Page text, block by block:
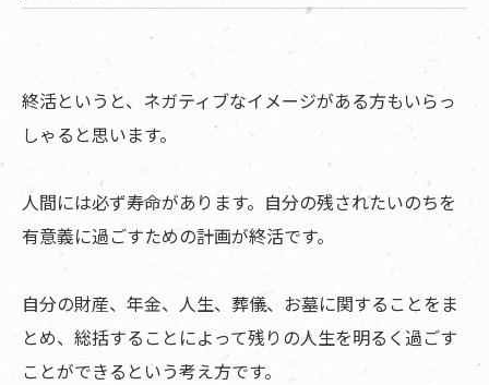
終活というと、ネガティブなイメージがある方もいらっ
しゃると思います。
人間には必ず寿命があります。自分の残されたいのちを
有意義に過ごすための計画が終活です。
自分の財産、年金、人生、葬儀、お墓に関することをま
とめ、総括することによって残りの人生を明るく過ごす
ことができるという考え方です。